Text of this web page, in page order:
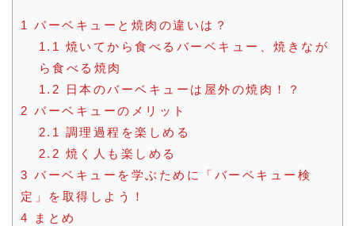
1 バーベキューと焼肉の違いは？
1.1 焼いてから食べるバーベキュー、焼きなが
ら食べる焼肉
1.2
日本のバーベキューは屋外の焼肉！？
2 バーベキューのメリット
2.1 調理過程を楽しめる
2.2 焼く人も楽しめる
3 バーベキューを学ぶために「バーベキュー検
定」を取得しよう！
4
まとめ